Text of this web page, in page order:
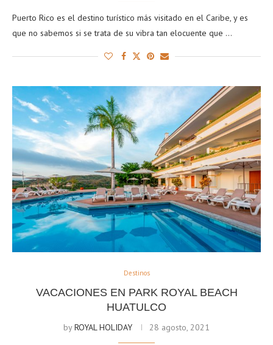
Puerto Rico es el destino turístico más visitado en el Caribe, y es
que no sabemos si se trata de su vibra tan elocuente que …
Destinos
VACACIONES EN PARK ROYAL BEACH
HUATULCO
byROYAL HOLIDAY 28 agosto, 2021